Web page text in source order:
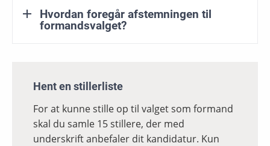
Hvordan foregår afstemningen til
formandsvalget?
Hent en stillerliste
For at kunne stille op til valget som formand
skal du samle 15 stillere, der med
underskrift anbefaler dit kandidatur. Kun